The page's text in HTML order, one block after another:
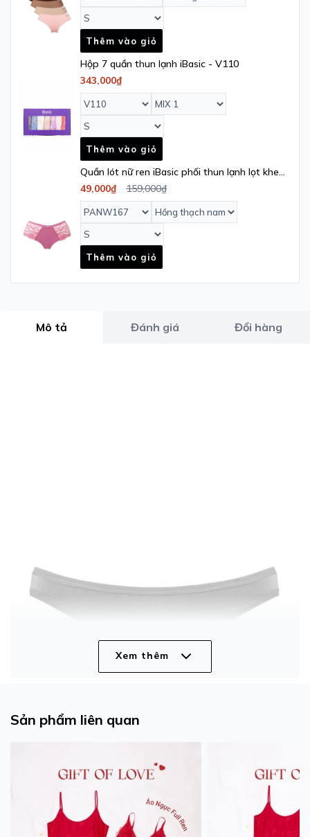
Thêm vào giỏ
Hộp 7 quần thun lạnh iBasic - V110
343,000₫
Thêm vào giỏ
Quần lót nữ ren iBasic phối thun lạnh lọt khe
- PANW167
49,000₫ 159,000₫
Thêm vào giỏ
Mô tả Đánh giá Đổi hàng
Xem thêm
Sản phẩm liên quan